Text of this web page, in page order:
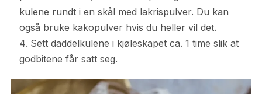
kulene rundt i en skål med lakrispulver. Du kan
også bruke kakopulver hvis du heller vil det.
Sett daddelkulene i kjøleskapet ca. 1 time slik at
godbitene får satt seg.